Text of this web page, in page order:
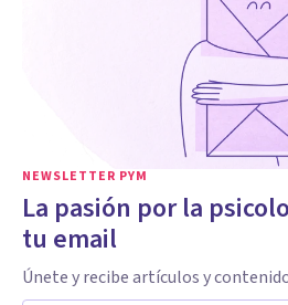
NEWSLETTER PYM
La pasión por la
tu email
Únete y recibe artículos y